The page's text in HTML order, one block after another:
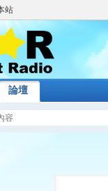
站
論壇